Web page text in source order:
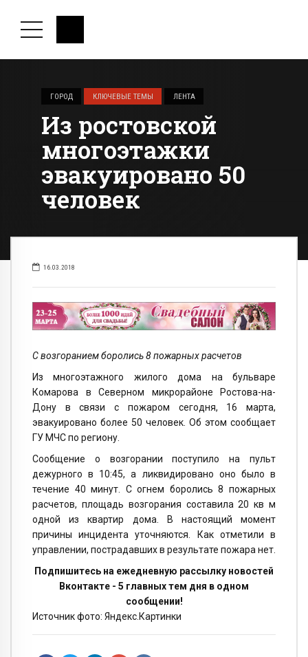
ГОРОД КЛЮЧЕВЫЕ ТЕМЫ ЛЕНТА
Из ростовской
многоэтажки
эвакуировано 50
человек
16.03.2018
С возгоранием боролись 8 пожарных расчетов
Из многоэтажного жилого дома на бульваре
Комарова в Северном микрорайоне Ростова-на-
Дону в связи с пожаром сегодня, 16 марта,
эвакуировано более 50 человек. Об этом сообщает
ГУ МЧС по региону.
Сообщение о возгорании поступило на пульт
дежурного в 10:45, а ликвидировано оно было в
течение 40 минут. С огнем боролись 8 пожарных
расчетов, площадь возгорания составила 20 кв м
одной из квартир дома. В настоящий момент
причины инцидента уточняются. Как отметили в
управлении, пострадавших в результате пожара нет.
Подпишитесь на ежедневную рассылку новостей
Вконтакте - 5 главных тем дня в одном
сообщении!
Источник фото: Яндекс.Картинки